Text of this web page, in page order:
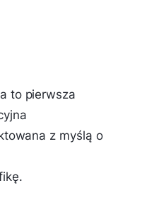
to pierwsza
z myślą o